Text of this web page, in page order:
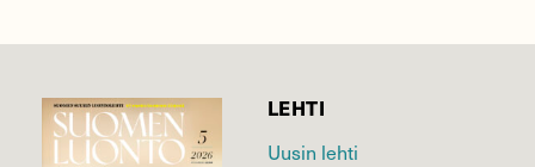
LEHTI
Uusin lehti